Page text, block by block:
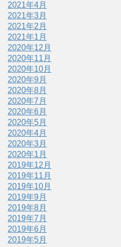
2021年4月
2021年3月
2021年2月
2021年1月
2020年12月
2020年11月
2020年10月
2020年9月
2020年8月
2020年7月
2020年6月
2020年5月
2020年4月
2020年3月
2020年1月
2019年12月
2019年11月
2019年10月
2019年9月
2019年8月
2019年7月
2019年6月
2019年5月